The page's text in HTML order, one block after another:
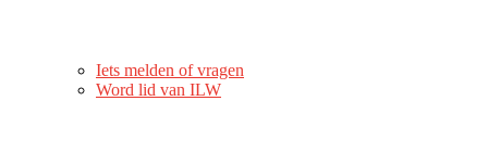
Iets melden of vragen
Word lid van ILW